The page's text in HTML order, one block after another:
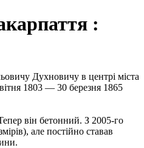
:
Духновичу в центрі міста
1803 — 30 березня 1865
він бетонний. З 2005-го
але постійно ставав